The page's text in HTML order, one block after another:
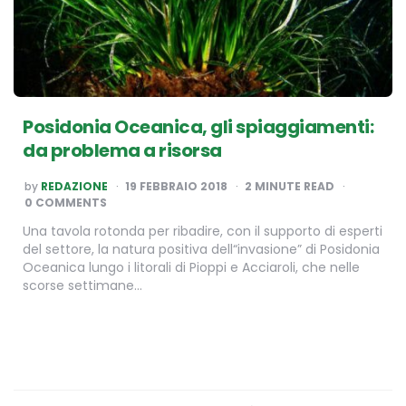
Posidonia Oceanica, gli spiaggiamenti:
da problema a risorsa
POSTED
BY
by REDAZIONE 19 FEBBRAIO 2018 2 MINUTE READ
0 COMMENTS
Una tavola rotonda per ribadire, con il supporto di esperti
del settore, la natura positiva dell“invasione” di Posidonia
Oceanica lungo i litorali di Pioppi e Acciaroli, che nelle
scorse settimane…